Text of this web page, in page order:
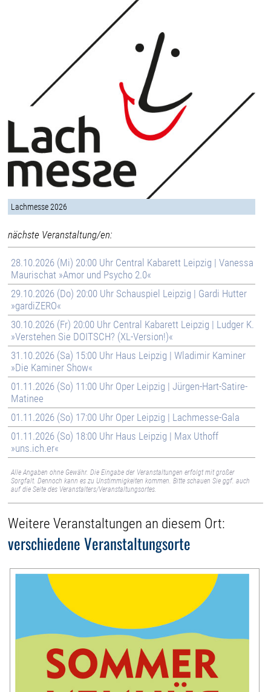
Lachmesse 2026
nächste Veranstaltung/en:
28.10.2026 (Mi) 20:00 Uhr Central Kabarett Leipzig | Vanessa
Maurischat »Amor und Psycho 2.0«
29.10.2026 (Do) 20:00 Uhr Schauspiel Leipzig | Gardi Hutter
»gardiZERO«
30.10.2026 (Fr) 20:00 Uhr Central Kabarett Leipzig | Ludger K.
»Verstehen Sie DOITSCH? (XL-Version!)«
31.10.2026 (Sa) 15:00 Uhr Haus Leipzig | Wladimir Kaminer
»Die Kaminer Show«
01.11.2026 (So) 11:00 Uhr Oper Leipzig | Jürgen-Hart-Satire-
Matinee
01.11.2026 (So) 17:00 Uhr Oper Leipzig | Lachmesse-Gala
01.11.2026 (So) 18:00 Uhr Haus Leipzig | Max Uthoff
»uns.ich.er«
Alle Angaben ohne Gewähr. Die Eingabe der Veranstaltungen erfolgt mit großer
Sorgfalt. Dennoch kann es zu Unstimmigkeiten kommen. Bitte schauen Sie ggf. auch
auf die Seite des Veranstalters/Veranstaltungsortes.
Weitere Veranstaltungen an diesem Ort:
verschiedene Veranstaltungsorte